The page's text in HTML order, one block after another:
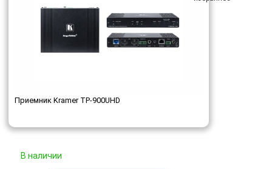
Приемник Kramer TP-900UHD
В наличии